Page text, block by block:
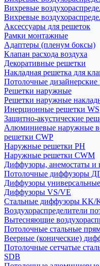
Вихревые
Вихревые
Аксессуары для решеток
Рамки монтажные
Адаптеры (пленум боксы)
Клапан расхода воздуха
Декоративные решетки
Накладная решетка для
Потолочные
Решетки наружные
Решетки наружные
Инерционные решетки WS
Защитно-акустические
Алюминиевые наружные
решетки CWP
Наружные решетки РН
Наружные решетки CWM
Диффузоры, анемостаты и
Потолочные диффузоры
Диффузоры
Диффузоры VS/VE
Стальные диффузоры KK/
Воздухораспределители
Вытесняющие
Потолочные стальные
Веерные (конические)
Потолочные сетчатые
SDB